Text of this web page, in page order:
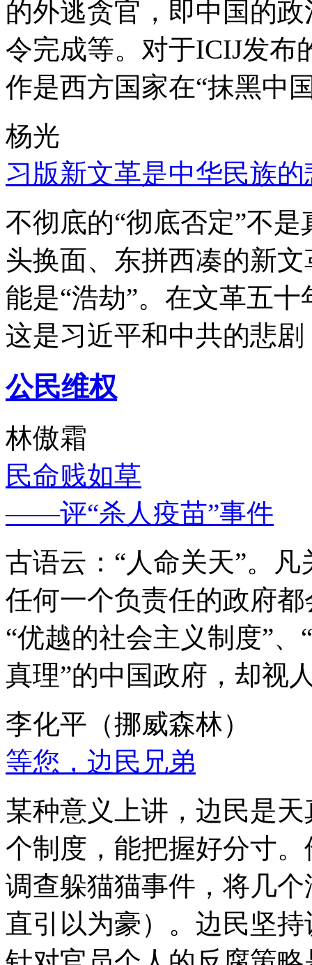
的外逃贪官，即中国的
令完成等。对于ICIJ发布
作是西方国家在“抹黑中
杨光
习版新文革是中华民族的
不彻底的“彻底否定”不
头换面、东拼西凑的新
能是“浩劫”。在文革五
这是习近平和中共的悲
公民维权
林傲霜
民命贱如草
——评“杀人疫苗”事件
古语云：“人命关天”。
任何一个负责任的政府
“优越的社会主义制度”
真理”的中国政府，却视
李化平（挪威森林）
等您，边民兄弟
某种意义上讲，边民是
个制度，能把握好分寸
调查躲猫猫事件，将几
直引以为豪）。边民坚